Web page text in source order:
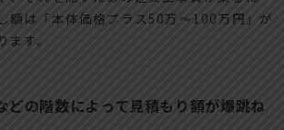
額は「本体価格プラス50万〜100万円」が
す。
どの階数によって見積もり額が爆跳ね